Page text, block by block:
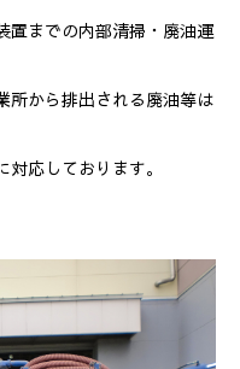
置までの内部清掃・廃油運
所から排出される廃油等は
応しております。